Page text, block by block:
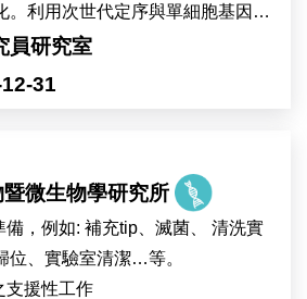
。利用次世代定序與單細胞基因體
與無腔蟲作為共生的模式系統並與
發育生物學的比較研究，藉此探索
藻類的採集和培養
化學操作
分析
員研究室
31
微生物學研究所
備，例如: 補充tip、滅菌、 清洗實
位、實驗室清潔…等。
支援性工作